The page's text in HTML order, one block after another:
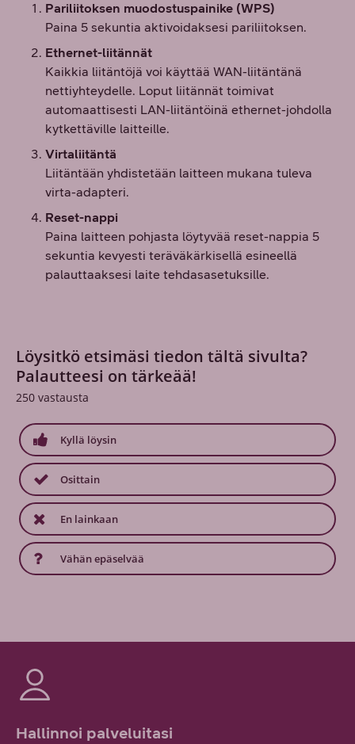
Pariliitoksen muodostuspainike (WPS)
Paina 5 sekuntia aktivoidaksesi pariliitoksen.
Ethernet-liitännät
Kaikkia liitäntöjä voi käyttää WAN-liitäntänä
nettiyhteydelle. Loput liitännät toimivat
automaattisesti LAN-liitäntöinä ethernet-johdolla
kytkettäville laitteille.
Virtaliitäntä
Liitäntään yhdistetään laitteen mukana tuleva
virta-adapteri.
Reset-nappi
Paina laitteen pohjasta löytyvää reset-nappia 5
sekuntia kevyesti teräväkärkisellä esineellä
palauttaaksesi laite tehdasasetuksille.
Löysitkö etsimäsi tiedon tältä sivulta?
Palautteesi on tärkeää!
250 vastausta
Kyllä löysin
Osittain
En lainkaan
Vähän epäselvää
Hallinnoi palveluitasi